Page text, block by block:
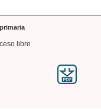
libre